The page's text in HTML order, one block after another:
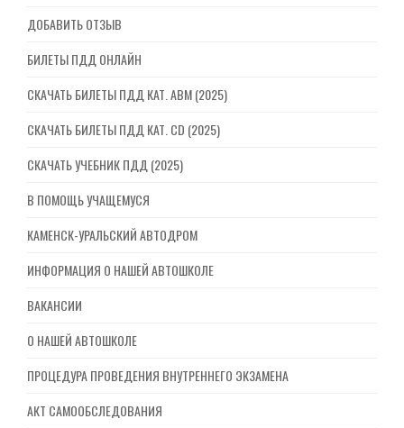
ДОБАВИТЬ ОТЗЫВ
БИЛЕТЫ ПДД ОНЛАЙН
СКАЧАТЬ БИЛЕТЫ ПДД КАТ. ABM (2025)
СКАЧАТЬ БИЛЕТЫ ПДД КАТ. CD (2025)
СКАЧАТЬ УЧЕБНИК ПДД (2025)
В ПОМОЩЬ УЧАЩЕМУСЯ
КАМЕНСК-УРАЛЬСКИЙ АВТОДРОМ
ИНФОРМАЦИЯ О НАШЕЙ АВТОШКОЛЕ
ВАКАНСИИ
О НАШЕЙ АВТОШКОЛЕ
ПРОЦЕДУРА ПРОВЕДЕНИЯ ВНУТРЕННЕГО ЭКЗАМЕНА
АКТ САМООБСЛЕДОВАНИЯ